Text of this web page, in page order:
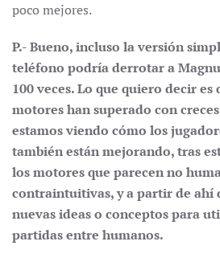
poco mejores.
P.- Bueno, incluso la versión
teléfono podría derrotar a
100 veces. Lo que quiero decir es
motores han superado con
estamos viendo cómo los
también están mejorando, tras
los motores que parecen no
contraintuitivas, y a partir de ahí
nuevas ideas o conceptos para
partidas entre humanos.